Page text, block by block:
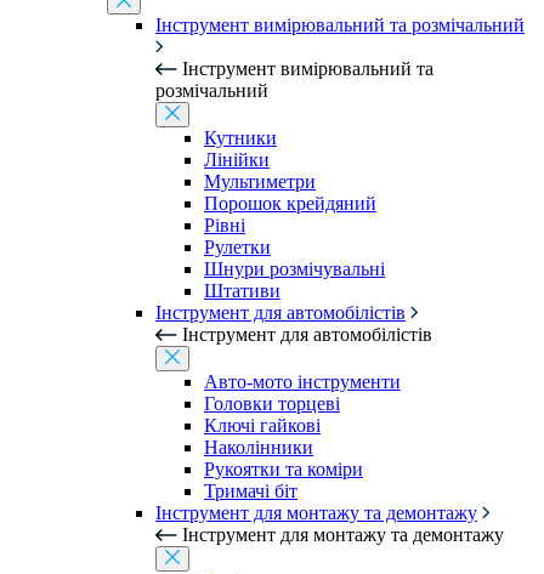
Інструмент вимірювальний та розмічальний
Інструмент вимірювальний та
розмічальний
Кутники
Лінійки
Мультиметри
Порошок крейдяний
Рівні
Рулетки
Шнури розмічувальні
Штативи
Інструмент для автомобілістів
Інструмент для автомобілістів
Авто-мото інструменти
Головки торцеві
Ключі гайкові
Наколінники
Рукоятки та коміри
Тримачі біт
Інструмент для монтажу та демонтажу
Інструмент для монтажу та демонтажу